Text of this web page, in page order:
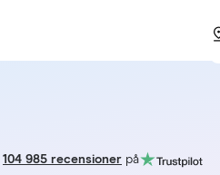
104 985 recensioner på